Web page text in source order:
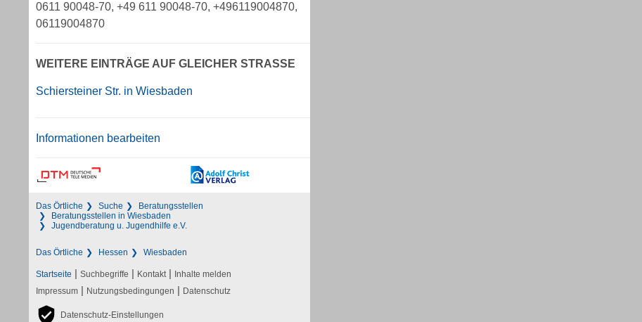
0611 90048-70, +49 611 90048-70, +496119004870,
06119004870
WEITERE EINTRÄGE AUF GLEICHER STRASSE
Schiersteiner Str. in Wiesbaden
Informationen bearbeiten
Das Örtliche Suche
Beratungsstellen
Beratungsstellen in Wiesbaden
Jugendberatung u. Jugendhilfe e.V.
Das Örtliche Hessen Wiesbaden
Startseite | Suchbegriffe | Kontakt | Inhalte melden
Impressum | Nutzungsbedingungen | Datenschutz
Datenschutz-Einstellungen